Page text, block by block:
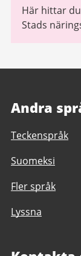
Här hittar
Stads
Andra
Teckenspråk
Suomeksi
Fler språk
Lyssna